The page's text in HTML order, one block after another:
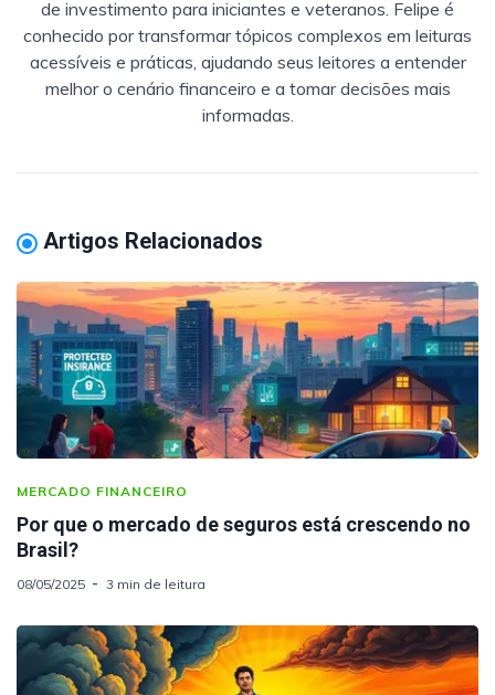
de investimento para iniciantes e veteranos. Felipe é
conhecido por transformar tópicos complexos em leituras
acessíveis e práticas, ajudando seus leitores a entender
melhor o cenário financeiro e a tomar decisões mais
informadas.
Artigos Relacionados
MERCADO FINANCEIRO
Por que o mercado de seguros está crescendo no
Brasil?
08/05/2025 3 min de leitura